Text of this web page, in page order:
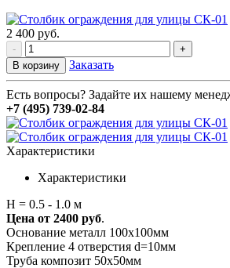
2 400 руб.
-
+
В корзину
Заказать
Есть вопросы? Задайте их нашему
+7 (495) 739-02-84
Характеристики
Характеристики
Н = 0.5 - 1.0 м
Цена от 2400 руб.
Основание металл 100х100мм
Крепление 4 отверстия d=10мм
Труба композит 50х50мм